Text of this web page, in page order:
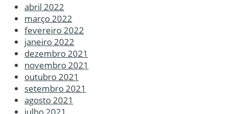
abril 2022
março 2022
fevereiro 2022
janeiro 2022
dezembro 2021
novembro 2021
outubro 2021
setembro 2021
agosto 2021